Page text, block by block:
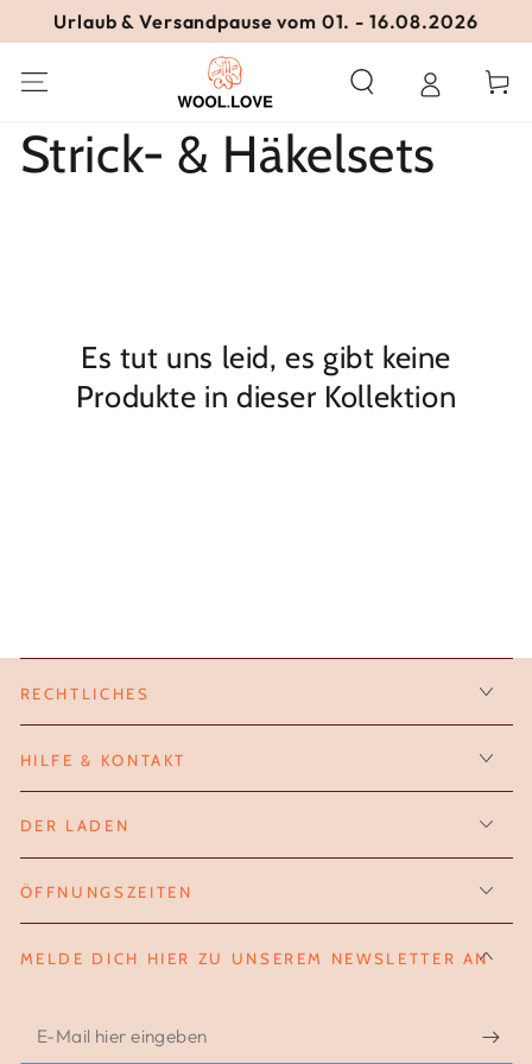
ZUM INHALT
SPRINGEN
Urlaub & Versandpause vom 01. - 16.08.2026
Kollektion:
Strick- & Häkelsets
Es tut uns leid, es gibt keine
Produkte in dieser Kollektion
RECHTLICHES
HILFE & KONTAKT
DER LADEN
ÖFFNUNGSZEITEN
MELDE DICH HIER ZU UNSEREM NEWSLETTER AN
E-